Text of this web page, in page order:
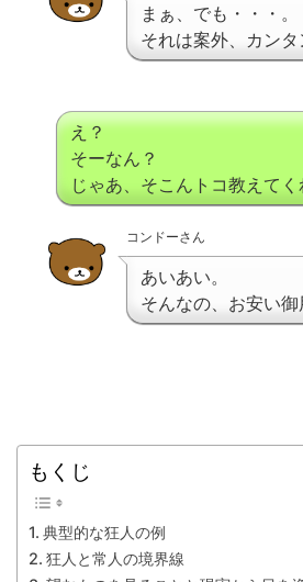
まぁ、でも・・・。
それは案外、カンタ
え？
そーなん？
じゃあ、そこんトコ教えてく
コンドーさん
あいあい。
そんなの、お安い御
もくじ
典型的な狂人の例
狂人と常人の境界線